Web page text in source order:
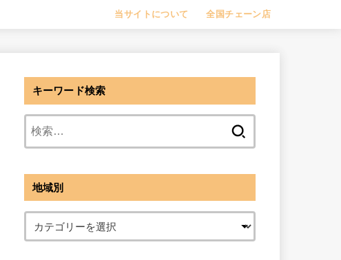
当サイトについて 全国チェーン店
キーワード検索
地域別